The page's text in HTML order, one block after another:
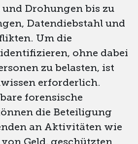
Drohungen bis zu
Datendiebstahl und
Um die
ohne dabei
zu belasten, ist
erforderlich.
forensische
die Beteiligung
an Aktivitäten wie
Geld, geschützten